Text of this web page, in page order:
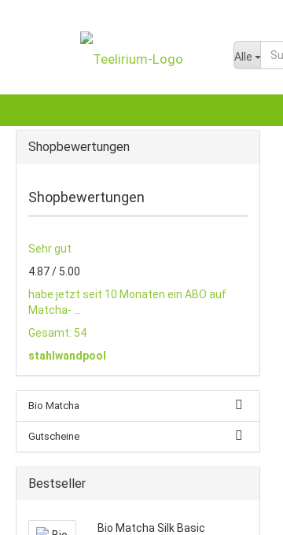
Alle
Shopbewertungen
Shopbewertungen
Sehr gut
4.87 / 5.00
habe jetzt seit 10 Monaten ein ABO auf
Matcha- ...
Gesamt: 54
stahlwandpool
Bio Matcha
Gutscheine
Bestseller
Bio Matcha Silk Basic